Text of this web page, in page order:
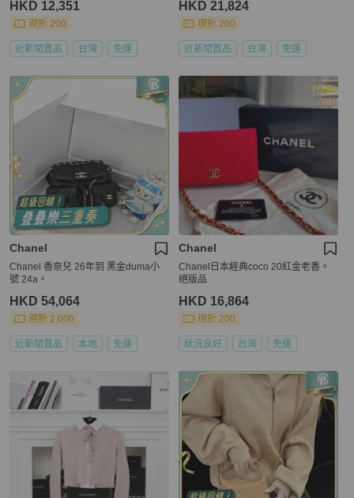
HKD 12,351
現折 200
近新閒置品 台灣 免運
HKD 21,824
現折 200
近新閒置品 台灣 免運
Chanel
Chanel 香奈兒 26年到 黑金duma小
號 24a。
HKD 54,064
現折 2,000
近新閒置品 本地 免運
Chanel
Chanel日本經典coco 20紅金老香。
絕版品
HKD 16,864
現折 200
狀況良好 台灣 免運